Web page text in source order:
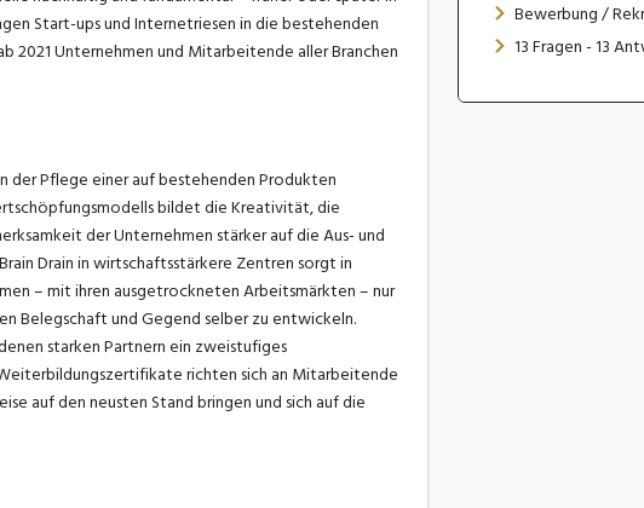
Start-ups und Internetriesen in die bestehenden
2021 Unternehmen und Mitarbeitende aller Branchen
der Pflege einer auf bestehenden Produkten
bildet die Kreativität, die
der Unternehmen stärker auf die Aus- und
Drain in wirtschaftsstärkere Zentren sorgt in
– mit ihren ausgetrockneten Arbeitsmärkten – nur
Belegschaft und Gegend selber zu entwickeln.
starken Partnern ein zweistufiges
richten sich an Mitarbeitende
auf den neusten Stand bringen und sich auf die
Bewerbung /
13 Fragen - 13